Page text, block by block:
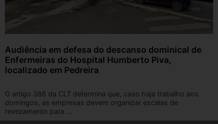
Audiência em defesa do descanso dominical de
Enfermeiras do Hospital Humberto Piva,
localizado em Pedreira
O artigo 386 da CLT determina que, caso haja trabalho aos
domingos, as empresas devem organizar escalas de
revezamento para ...